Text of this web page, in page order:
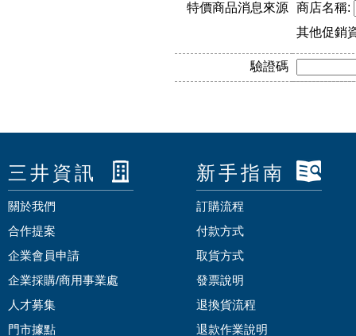
特價商品消息來源 商店名稱:
其他促銷
驗證碼
三井資訊
關於我們
合作提案
企業會員申請
企業採購/商用事業處
人才募集
門市據點
新手指南
訂購流程
付款方式
取貨方式
發票說明
退換貨流程
退款作業說明